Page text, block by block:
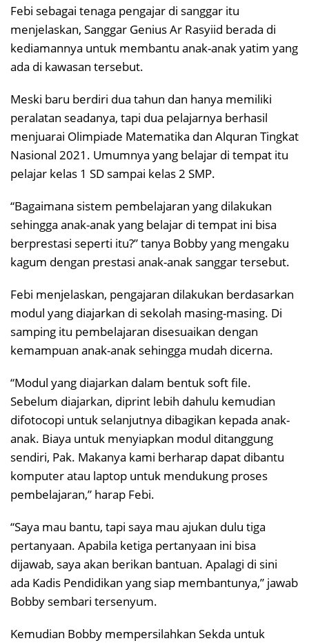
Febi sebagai tenaga pengajar di sanggar itu
menjelaskan, Sanggar Genius Ar Rasyiid berada di
kediamannya untuk membantu anak-anak yatim yang
ada di kawasan tersebut.
Meski baru berdiri dua tahun dan hanya memiliki
peralatan seadanya, tapi dua pelajarnya berhasil
menjuarai Olimpiade Matematika dan Alquran Tingkat
Nasional 2021. Umumnya yang belajar di tempat itu
pelajar kelas 1 SD sampai kelas 2 SMP.
“Bagaimana sistem pembelajaran yang dilakukan
sehingga anak-anak yang belajar di tempat ini bisa
berprestasi seperti itu?” tanya Bobby yang mengaku
kagum dengan prestasi anak-anak sanggar tersebut.
Febi menjelaskan, pengajaran dilakukan berdasarkan
modul yang diajarkan di sekolah masing-masing. Di
samping itu pembelajaran disesuaikan dengan
kemampuan anak-anak sehingga mudah dicerna.
“Modul yang diajarkan dalam bentuk soft file.
Sebelum diajarkan, diprint lebih dahulu kemudian
difotocopi untuk selanjutnya dibagikan kepada anak-
anak. Biaya untuk menyiapkan modul ditanggung
sendiri, Pak. Makanya kami berharap dapat dibantu
komputer atau laptop untuk mendukung proses
pembelajaran,” harap Febi.
“Saya mau bantu, tapi saya mau ajukan dulu tiga
pertanyaan. Apabila ketiga pertanyaan ini bisa
dijawab, saya akan berikan bantuan. Apalagi di sini
ada Kadis Pendidikan yang siap membantunya,” jawab
Bobby sembari tersenyum.
Kemudian Bobby mempersilahkan Sekda untuk